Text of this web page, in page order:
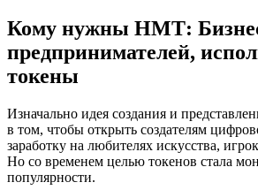
Кому нужны НМТ:
предпринимателей,
токены
Изначально идея создания и
в том, чтобы открыть создателям
заработку на любителях искусства,
Но со временем целью токенов стала
популярности.